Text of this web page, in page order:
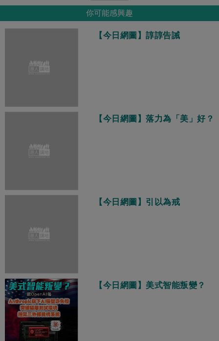
你可能感興趣
【今日網圖】諄諄告誡
【今日網圖】落力為「美」好？
【今日網圖】引以為戒
【今日網圖】美式智能叛變？